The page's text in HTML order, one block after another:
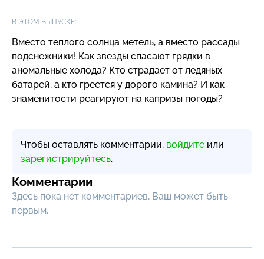
В ЭТОМ ВЫПУСКЕ:
Вместо теплого солнца метель, а вместо рассады
подснежники! Как звезды спасают грядки в
аномальные холода? Кто страдает от ледяных
батарей, а кто греется у дорого камина? И как
знаменитости реагируют на капризы погоды?
Чтобы оставлять комментарии, войдите или
зарегистрируйтесь.
Комментарии
Здесь пока нет комментариев, Ваш может быть
первым.